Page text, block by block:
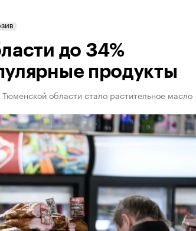
до 34%
продукты
области стало растительное масло